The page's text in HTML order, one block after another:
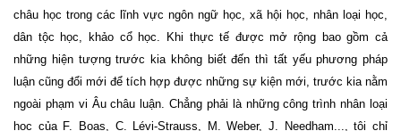
châu học trong các lĩnh vực ngôn ngữ học, xã hội học, nhân loại học,
dân tộc học, khảo cổ học. Khi thực tế được mở rộng bao gồm cả
những hiện tượng trước kia không biết đến thì tất yếu phương pháp
luận cũng đổi mới để tích hợp được những sự kiện mới, trước kia nằm
ngoài phạm vi Âu châu luận. Chẳng phải là những công trình nhân loại
học của F. Boas, C. Lévi-Strauss, M. Weber, J. Needham..., tôi chỉ